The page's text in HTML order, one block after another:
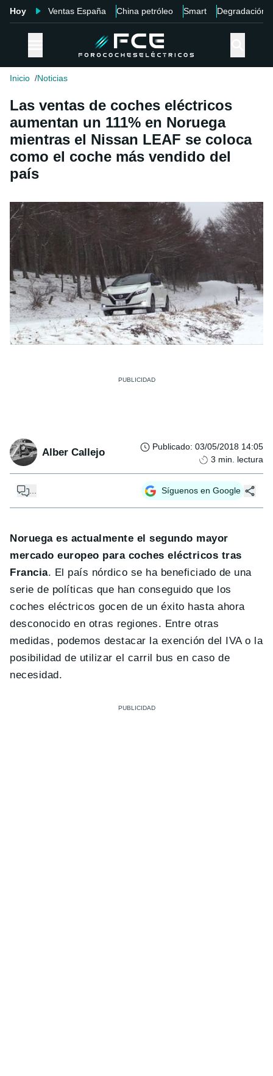
Hoy Ventas España China petróleo Smart Degradación
Inicio Noticias
Las ventas de coches eléctricos
aumentan un 111% en Noruega
mientras el Nissan LEAF se coloca
como el coche más vendido del
país
Alber Callejo Publicado: 03/05/2018 14:05
3 min. lectura
... Síguenos en Google
Noruega es actualmente el segundo mayor
mercado europeo para coches eléctricos tras
Francia. El país nórdico se ha beneficiado de una
serie de políticas que han conseguido que los
coches eléctricos gocen de un éxito hasta ahora
desconocido en otras regiones. Entre otras
medidas, podemos destacar la exención del IVA o la
posibilidad de utilizar el carril bus en caso de
necesidad.